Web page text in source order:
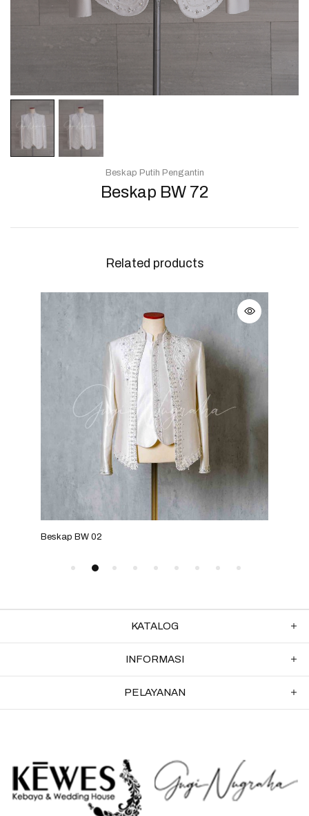
Beskap BW 72
Beskap Putih Pengantin
Related products
Beskap BW 02
KATALOG
INFORMASI
PELAYANAN